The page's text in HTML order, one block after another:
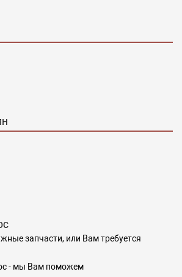
запчасти, или Вам требуется
- мы Вам поможем